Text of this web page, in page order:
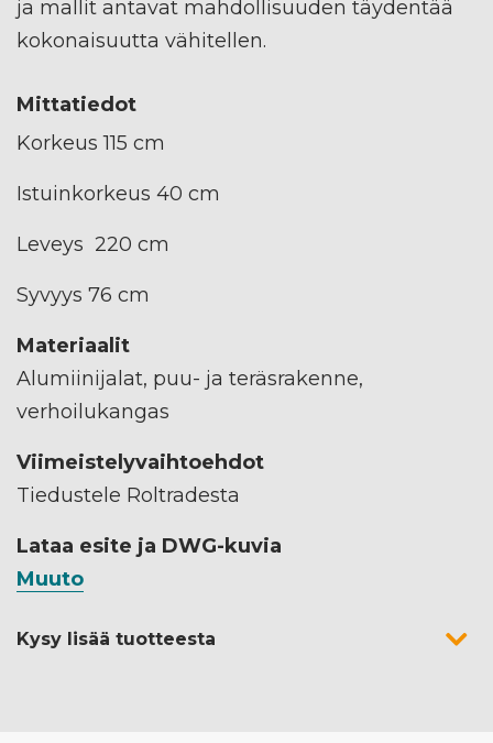
ja mallit antavat mahdollisuuden täydentää
kokonaisuutta vähitellen.
Mittatiedot
Korkeus 115 cm
Istuinkorkeus 40 cm
Leveys 220 cm
Syvyys 76 cm
Materiaalit
Alumiinijalat, puu- ja teräsrakenne,
verhoilukangas
Viimeistelyvaihtoehdot
Tiedustele Roltradesta
Lataa esite ja DWG-kuvia
Muuto
Kysy lisää tuotteesta